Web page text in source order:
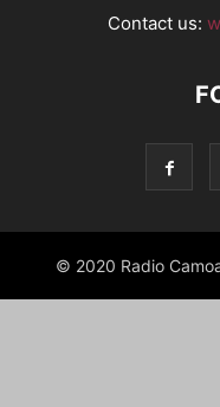
Contact us:
© 2020 Radio